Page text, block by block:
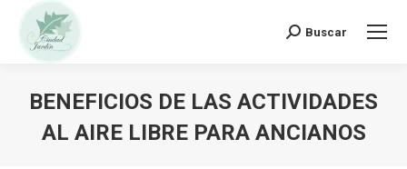
Buscar:
Buscar
BENEFICIOS DE LAS ACTIVIDADES
AL AIRE LIBRE PARA ANCIANOS